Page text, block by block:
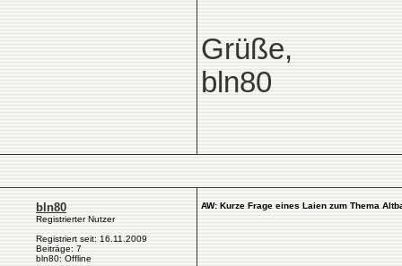
Grüße,
bln80
bln80
Registrierter Nutzer
Registriert seit: 16.11.2009
Beiträge: 7
bln80: Offline
AW: Kurze Frage eines Laien zum Thema